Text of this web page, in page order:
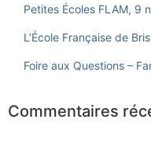
Petites Écoles FLAM, 9
L’École Française de
Foire aux Questions –
Commentaires